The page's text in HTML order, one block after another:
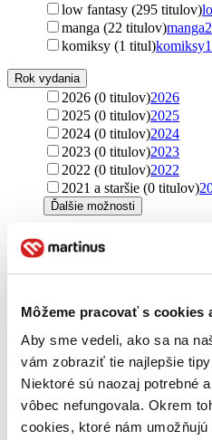
Môžeme pracovať s cookies
Aby sme vedeli, ako sa na
vám zobraziť tie najlepšie
Niektoré sú naozaj potrebné
vôbec nefungovala. Okrem
cookies, ktoré nám
low fantasy (295 titulov)
manga (22 titulov)manga
komiksy (1 titul)komiksy1
Rok vydania
2026 (0 titulov)2026
2025 (0 titulov)2025
2024 (0 titulov)2024
2023 (0 titulov)2023
2022 (0 titulov)2022
2021 a staršie (0 titulov)
Ďalšie možnosti
Autor
J. K. Rowling (258
Kafka Asagiri (25 titulov)
Kristýna Sněgoňová (2
František Kotleta a
Kotleta a Kristýna Sněgoňová
Shinsuke Kondo (1 titul)
Ďalšie možnosti